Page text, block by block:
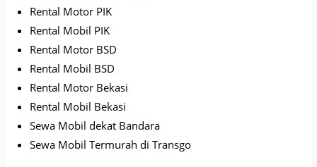
Rental Motor PIK
Rental Mobil PIK
Rental Motor BSD
Rental Mobil BSD
Rental Motor Bekasi
Rental Mobil Bekasi
Sewa Mobil dekat Bandara
Sewa Mobil Termurah di Transgo